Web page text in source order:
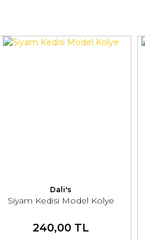
Dali's
Siyam Kedisi Model Kolye
240,00 TL